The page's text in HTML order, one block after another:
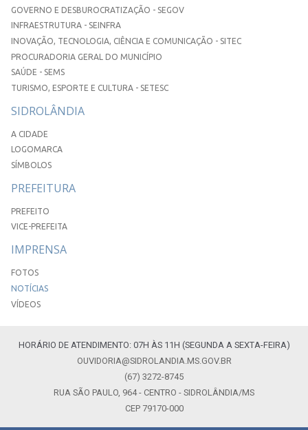
GOVERNO E DESBUROCRATIZAÇÃO - SEGOV
INFRAESTRUTURA - SEINFRA
INOVAÇÃO, TECNOLOGIA, CIÊNCIA E COMUNICAÇÃO - SITEC
PROCURADORIA GERAL DO MUNICÍPIO
SAÚDE - SEMS
TURISMO, ESPORTE E CULTURA - SETESC
SIDROLÂNDIA
A CIDADE
LOGOMARCA
SÍMBOLOS
PREFEITURA
PREFEITO
VICE-PREFEITA
IMPRENSA
FOTOS
NOTÍCIAS
VÍDEOS
HORÁRIO DE ATENDIMENTO: 07H ÀS 11H (SEGUNDA A SEXTA-FEIRA)
OUVIDORIA@SIDROLANDIA.MS.GOV.BR
(67) 3272-8745
RUA SÃO PAULO, 964 - CENTRO - SIDROLÂNDIA/MS
CEP 79170-000